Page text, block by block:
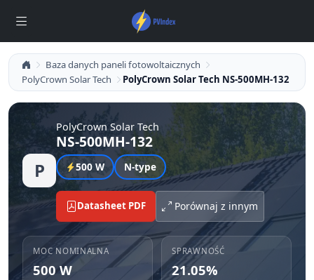
Baza danych paneli fotowoltaicznych
PolyCrown Solar Tech
PolyCrown Solar Tech NS-500MH-132
P
PolyCrown Solar Tech
NS-500MH-132
500 W N-type
Datasheet PDF Porównaj z innym
MOC NOMINALNA
500 W
SPRAWNOŚĆ
21.05%